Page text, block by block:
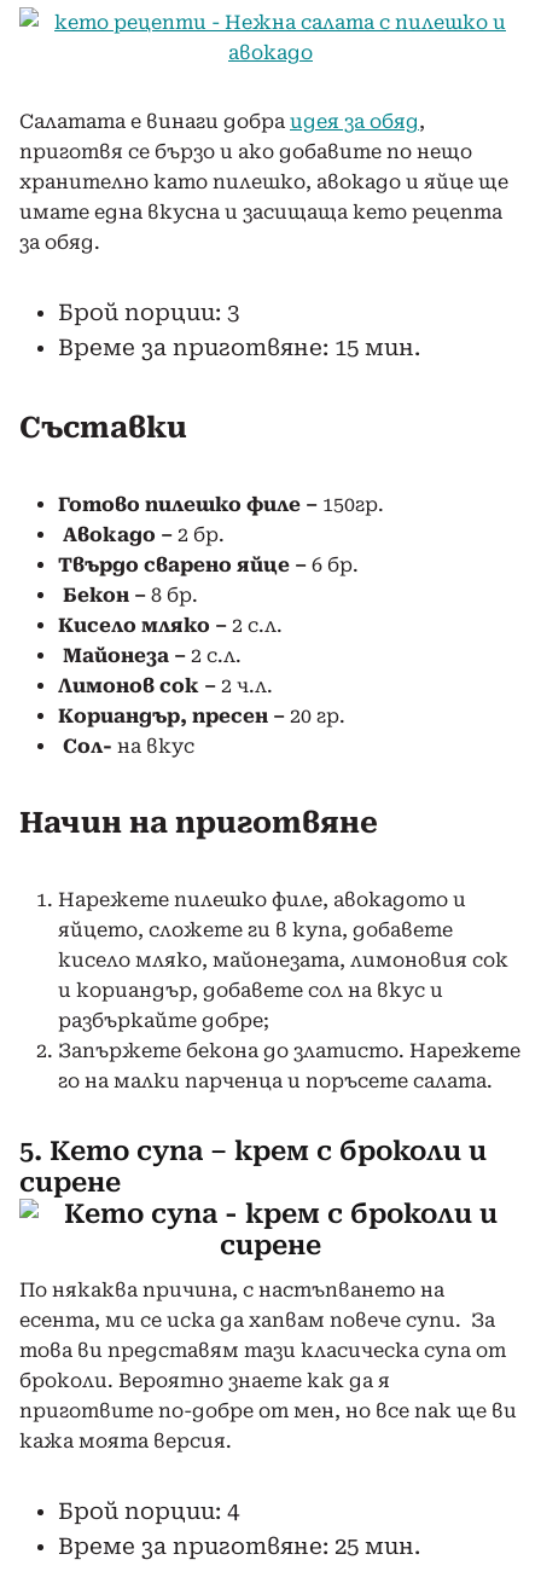
Салатата е винаги добра идея за обяд,
приготвя се бързо и ако добавите по нещо
хранително като пилешко, авокадо и яйце ще
имате една вкусна и засищаща кето рецепта
за обяд.
Брой порции: 3
Време за приготвяне: 15 мин.
Съставки
Готово пилешко филе – 150гр.
Авокадо – 2 бр.
Твърдо сварено яйце – 6 бр.
Бекон – 8 бр.
Кисело мляко – 2 с.л.
Майонеза – 2 с.л.
Лимонов сок – 2 ч.л.
Кориандър, пресен – 20 гр.
Сол- на вкус
Начин на приготвяне
Нарежете пилешко филе, авокадото и
яйцето, сложете ги в купа, добавете
кисело мляко, майонезата, лимоновия сок
и кориандър, добавете сол на вкус и
разбъркайте добре;
Запържете бекона до златисто. Нарежете
го на малки парченца и поръсете салата.
5. Кето супа – крем с броколи и
сирене
По някаква причина, с настъпването на
есента, ми се иска да хапвам повече супи. За
това ви представям тази класическа супа от
броколи. Вероятно знаете как да я
приготвите по-добре от мен, но все пак ще ви
кажа моята версия.
Брой порции: 4
Време за приготвяне: 25 мин.